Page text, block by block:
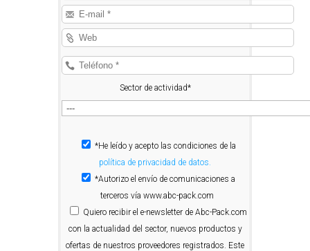
Sector de actividad*
*He leído y acepto las condiciones de la
política de privacidad de datos.
*Autorizo el envío de comunicaciones a
terceros vía www.abc-pack.com
Quiero recibir el e-newsletter de Abc-Pack.com
con la actualidad del sector, nuevos productos y
ofertas de nuestros proveedores registrados. Este